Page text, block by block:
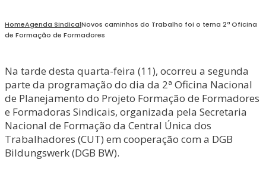
HomeAgenda SindicalNovos caminhos do Trabalho foi o tema 2ª Oficina
de Formação de Formadores
Na tarde desta quarta-feira (11), ocorreu a segunda
parte da programação do dia da 2ª Oficina Nacional
de Planejamento do Projeto Formação de Formadores
e Formadoras Sindicais, organizada pela Secretaria
Nacional de Formação da Central Única dos
Trabalhadores (CUT) em cooperação com a DGB
Bildungswerk (DGB BW).